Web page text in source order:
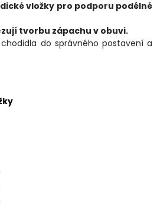
vložky pro podporu podélné
tvorbu zápachu v obuvi.
do správného postavení a